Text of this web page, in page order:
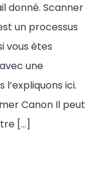
donné. Scanner
un processus
vous êtes
une
ici.
Canon Il peut
[…]